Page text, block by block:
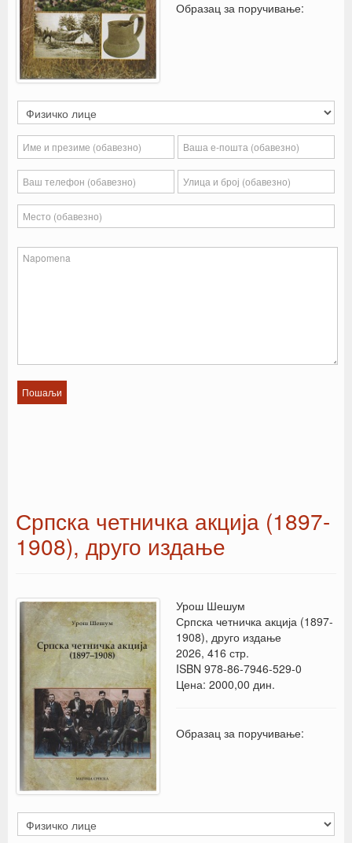
Образац за поручивање:
Српска четничка акција (1897-
1908), друго издање
Урош Шешум
Српска четничка акција (1897-
1908), друго издање
2026, 416 стр.
ISBN 978-86-7946-529-0
Цена: 2000,00 дин.
Образац за поручивање: